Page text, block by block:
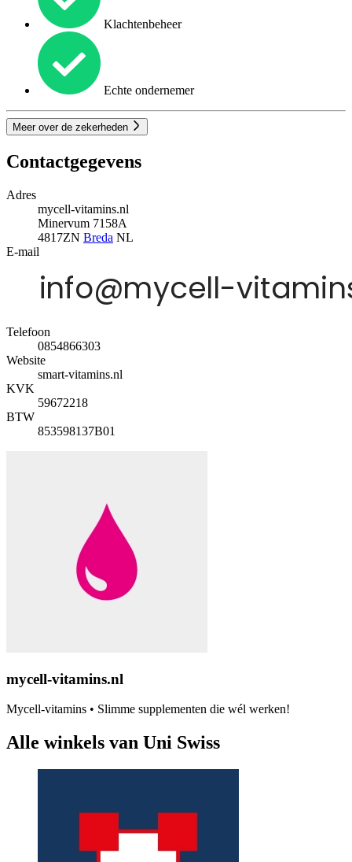
Klachtenbeheer
Echte ondernemer
Meer over de zekerheden
Contactgegevens
Adres
mycell-vitamins.nl
Minervum 7158A
4817ZN Breda NL
E-mail
Telefoon
0854866303
Website
smart-vitamins.nl
KVK
59672218
BTW
853598137B01
mycell-vitamins.nl
Mycell-vitamins • Slimme supplementen die wél werken!
Alle winkels van Uni Swiss